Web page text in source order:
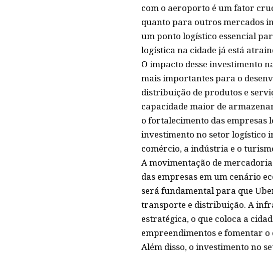
com o aeroporto é um fator
quanto para outros mercados
um ponto logístico essencial
logística na cidade já está
O impacto desse investimento
mais importantes para o
distribuição de produtos e
capacidade maior de
o fortalecimento das empresas
investimento no setor logístico
comércio, a indústria e o
A movimentação de
das empresas em um cenário
será fundamental para que
transporte e distribuição. A
estratégica, o que coloca a
empreendimentos e fomentar
Além disso, o investimento no